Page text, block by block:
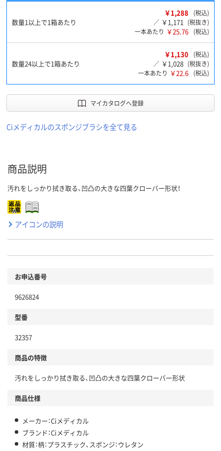
数量1以上で1箱あたり
￥1,288
(税込)
／ ￥1,171 (税抜き)
一本あたり ￥25.76 (税込)
数量24以上で1箱あたり
￥1,130
(税込)
／ ￥1,028 (税抜き)
一本あたり ￥22.6 (税込)
マイカタログへ登録
Ciメディカルのスポンジブラシを全て見る
商品説明
汚れをしっかり拭き取る、凹凸の大きな四葉クローバー形状！
アイコンの説明
お申込番号
9626824
型番
32357
商品の特徴
汚れをしっかり拭き取る、凹凸の大きな四葉クローバー形状
商品仕様
メーカー：Ciメディカル
ブランド：Ciメディカル
材質：柄：プラスチック、スポンジ：ウレタン